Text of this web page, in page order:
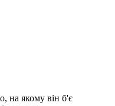
на якому він б'є